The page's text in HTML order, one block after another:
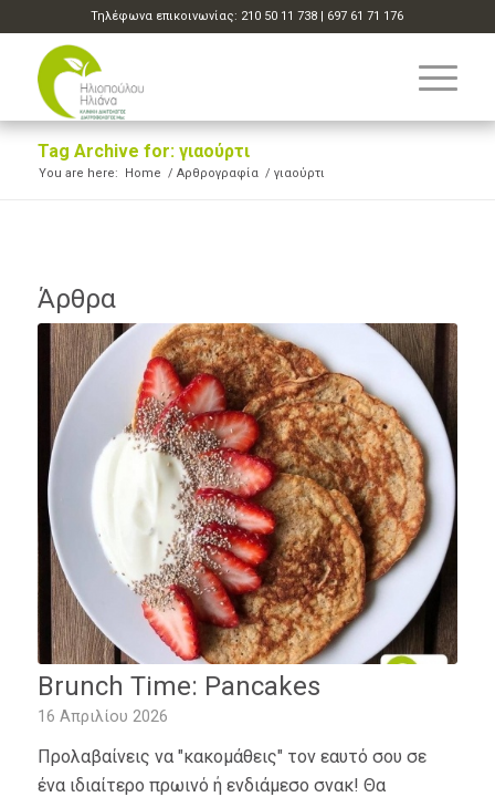
Τηλέφωνα επικοινωνίας: 210 50 11 738 | 697 61 71 176
Tag Archive for: γιαούρτι
You are here: Home / Αρθρογραφία / γιαούρτι
Άρθρα
Brunch Time: Pancakes
16 Απριλίου 2026
Προλαβαίνεις να "κακομάθεις" τον εαυτό σου σε
ένα ιδιαίτερο πρωινό ή ενδιάμεσο σνακ! Θα